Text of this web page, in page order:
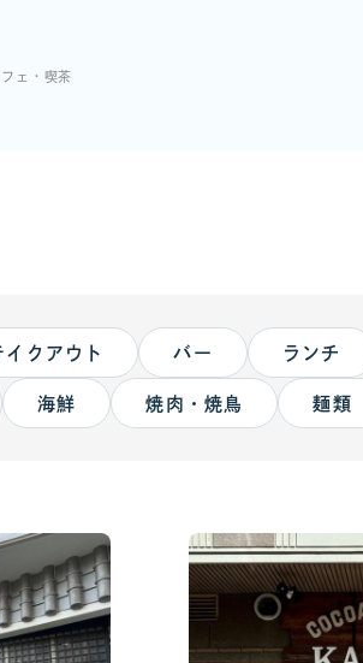
フェ・喫茶
イクアウト バー ランチ
海鮮 焼肉・焼鳥 麺類